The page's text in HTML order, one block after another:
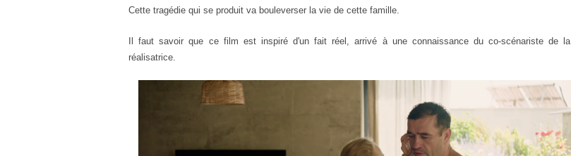
Cette tragédie qui se produit va bouleverser la vie de cette famille.
Il faut savoir que ce film est inspiré d'un fait réel, arrivé à une connaissance du co-scénariste de la
réalisatrice.